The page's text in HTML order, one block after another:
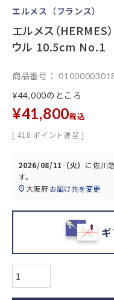
エルメス（フランス）
エルメス（HERMES
ウル 10.5cm No.1
商品番号
¥44,000のところ
¥41,800税込
[ 418 ポイント進呈 ]
2026/08/11（火） に佐川
す。
大阪府お届け先を変更